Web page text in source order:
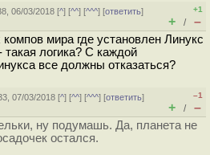
06/03/2018 [^] [^^] [^^^] [ответить]
+1
+ / –
мира где установлен Линукс
логика? С каждой
все должны отказаться?
07/03/2018 [^] [^^] [^^^] [ответить]
–1
+ / –
ну подумашь. Да, планета не
остался.